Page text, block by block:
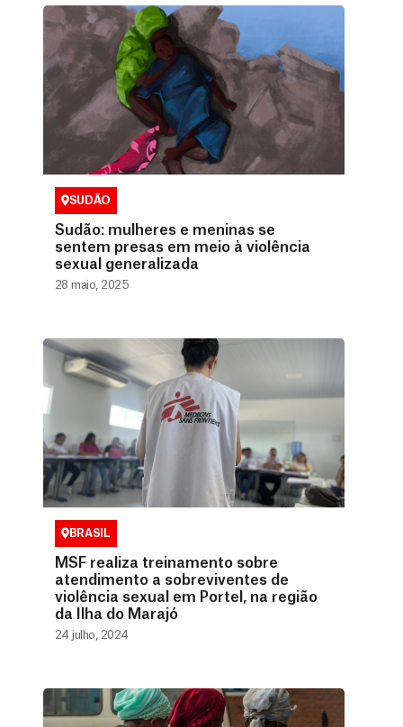
SUDÃO
Sudão: mulheres e meninas se
sentem presas em meio à violência
sexual generalizada
28 maio, 2025
BRASIL
MSF realiza treinamento sobre
atendimento a sobreviventes de
violência sexual em Portel, na região
da Ilha do Marajó
24 julho, 2024